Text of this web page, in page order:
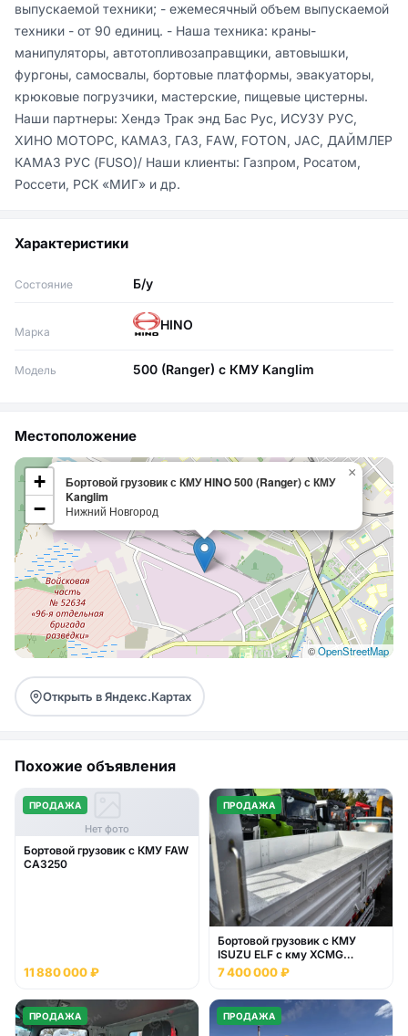
выпускаемой техники; - ежемесячный объем выпускаемой
техники - от 90 единиц. - Наша техника: краны-
манипуляторы, автотопливозаправщики, автовышки,
фургоны, самосвалы, бортовые платформы, эвакуаторы,
крюковые погрузчики, мастерские, пищевые цистерны.
Наши партнеры: Хендэ Трак энд Бас Рус, ИСУЗУ РУС,
ХИНО МОТОРС, КАМАЗ, ГАЗ, FАW, FОТОN, JАС, ДАЙМЛЕР
КАМАЗ РУС (FUSО)/ Наши клиенты: Газпром, Росатом,
Россети, РСК «МИГ» и др.
Характеристики
Состояние Б/у
Марка HINO
Модель 500 (Ranger) с КМУ Kanglim
Местоположение
Бортовой грузовик с КМУ HINO 500 (Ranger) с КМУ
Kanglim
Нижний Новгород
×
+
−
©OpenStreetMap
Открыть в Яндекс.Картах
Похожие объявления
ПРОДАЖА
Нет фото
Бортовой грузовик с КМУ FAW
CA3250
11 880 000 ₽
ПРОДАЖА
Бортовой грузовик с КМУ
ISUZU ELF с кму XCMG
SQS125
7 400 000 ₽
ПРОДАЖА ПРОДАЖА